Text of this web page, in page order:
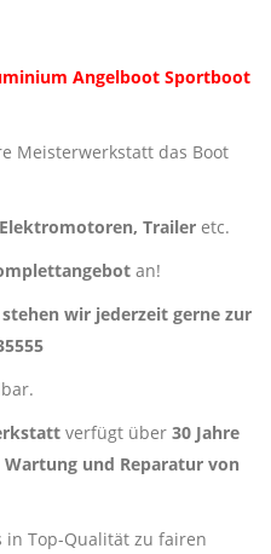
Angelboot Sportboot
Meisterwerkstatt das Boot
Trailer etc.
an!
wir jederzeit gerne zur
verfügt über 30 Jahre
und Reparatur von
Top-Qualität zu fairen